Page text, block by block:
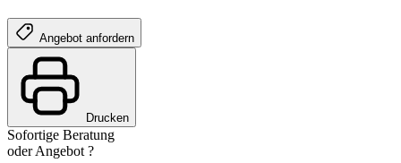
Angebot anfordern
Drucken
Sofortige Beratung
oder Angebot ?